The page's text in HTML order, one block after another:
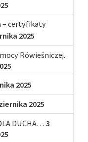
– certyfikaty
2025
Rówieśniczej.
2025
2025
DUCHA… 3